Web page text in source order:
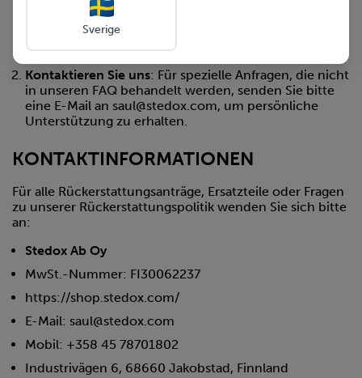
Sverige
Prüfen Sie unsere FAQ
im Abschnitt Häufig gestellte Fragen auf unserer
Kontaktieren Sie uns: Für spezielle Anfragen, die nicht
in unseren FAQ behandelt werden, senden Sie bitte
eine E-Mail an saul@stedox.com, um persönliche
Unterstützung zu erhalten.
KONTAKTINFORMATIONEN
Für alle Rückerstattungsanträge, Ersatzteile oder Fragen
zu unserer Rückerstattungspolitik wenden Sie sich bitte
an:
Stedox Ab Oy
MwSt.-Nummer: FI30062237
https://shop.stedox.com/
E-Mail: saul@stedox.com
Mobil: +358 45 78701802
Industrivägen 6, 68660 Jakobstad, Finnland